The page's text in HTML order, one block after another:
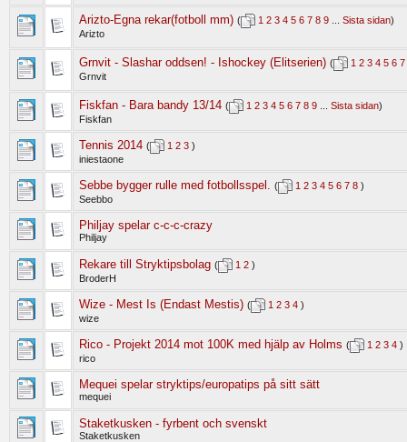
Arizto-Egna rekar(fotboll mm) ( 1 2 3 4 5 6 7 8 9 Sista sidan)
Arizto
Grnvit - Slashar oddsen! - Ishockey (Elitserien) ( 1 2 3 4 5 6 7
Grnvit
Fiskfan - Bara bandy 13/14 ( 1 2 3 4 5 6 7 8 9 Sista sidan)
Fiskfan
Tennis 2014 ( 1 2 3 )
iniestaone
Sebbe bygger rulle med fotbollsspel. ( 1 2 3 4 5 6 7 8 )
Seebbo
Philjay spelar c-c-c-crazy
Philjay
Rekare till Stryktipsbolag ( 1 2 )
BroderH
Wize - Mest Is (Endast Mestis) ( 1 2 3 4 )
wize
Rico - Projekt 2014 mot 100K med hjälp av Holms ( 1 2 3 4 )
rico
Mequei spelar stryktips/europatips på sitt sätt
mequei
Staketkusken - fyrbent och svenskt
Staketkusken